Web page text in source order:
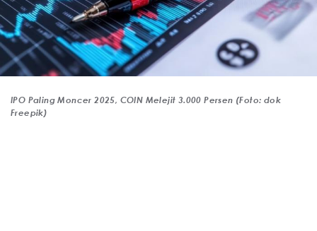
IPO Paling Moncer 2025, COIN Melejit 3.000 Persen (Foto: dok
Freepik)